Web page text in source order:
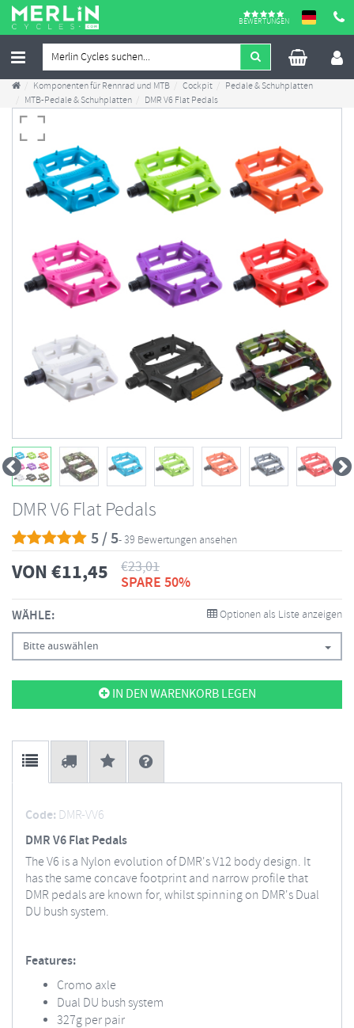
BEWERTUNGEN
Komponenten für Rennrad und MTB Cockpit
Pedale & Schuhplatten
MTB-Pedale & Schuhplatten
DMR V6 Flat Pedals
DMR V6 Flat Pedals
5 / 5- 39 Bewertungen ansehen
VON €11,45 €23,01
SPARE 50%
WÄHLE: Optionen als Liste anzeigen
Bitte auswählen
IN DEN WARENKORB LEGEN
Code: DMR-VV6
DMR V6 Flat Pedals
The V6 is a Nylon evolution of DMR's V12 body design. It
has the same concave footprint and narrow profile that
DMR pedals are known for, whilst spinning on DMR's Dual
DU bush system.
Features:
Cromo axle
Dual DU bush system
327g per pair